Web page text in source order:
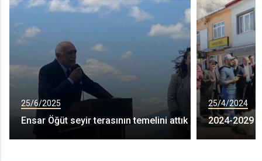
25/6/2025
Ensar Öğüt seyir terasının temelini attık
25/4/2024
2024-2029